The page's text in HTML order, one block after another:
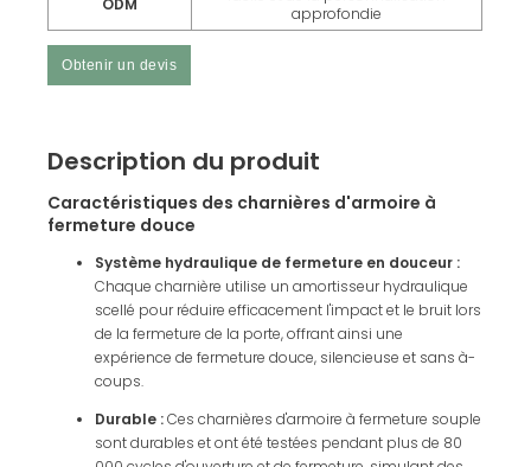
approfondie
Obtenir un devis
Description du produit
Caractéristiques des charnières d'armoire à
fermeture douce
Système hydraulique de fermeture en douceur :
Chaque charnière utilise un amortisseur hydraulique
scellé pour réduire efficacement l'impact et le bruit lors
de la fermeture de la porte, offrant ainsi une
expérience de fermeture douce, silencieuse et sans à-
coups.
Durable :Ces charnières d'armoire à fermeture souple
sont durables et ont été testées pendant plus de 80